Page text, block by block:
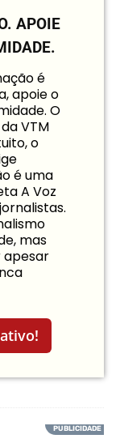
APOIE
é
apoie o
O
VTM
o
é uma
A Voz
mas
apesar